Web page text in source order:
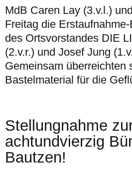
MdB Caren Lay (3.v.l.)
Freitag die
des Ortsvorstandes DIE
(2.v.r.) und Josef Jung
Gemeinsam überreichten
Bastelmaterial für die
Stellungnahme
achtundvierzig
Bautzen!